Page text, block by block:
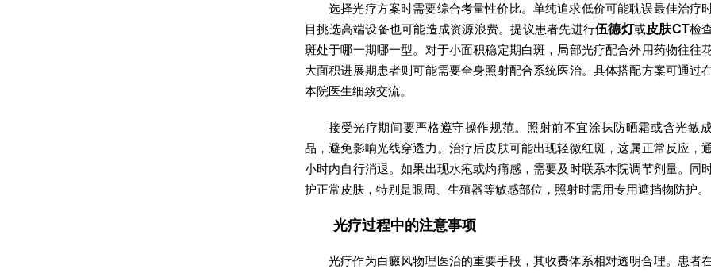
选择光疗方案时需要综合考量性价比。单纯追求低价可能耽误最佳治疗
目挑选高端设备也可能造成资源浪费。提议患者先进行伍德灯或皮肤CT检
斑处于哪一期哪一型。对于小面积稳定期白斑，局部光疗配合外用药物往往
大面积进展期患者则可能需要全身照射配合系统医治。具体搭配方案可通过
本院医生细致交流。
接受光疗期间要严格遵守操作规范。照射前不宜涂抹防晒霜或含光敏
品，避免影响光线穿透力。治疗后皮肤可能出现轻微红斑，这属正常反应，
小时内自行消退。如果出现水疱或灼痛感，需要及时联系本院调节剂量。同
护正常皮肤，特别是眼周、生殖器等敏感部位，照射时需用专用遮挡物防护。
光疗过程中的注意事项
光疗作为白癜风物理医治的重要手段，其收费体系相对透明合理。患者